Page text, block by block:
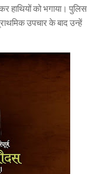
हाथियों को भगाया। पुलिस
उपचार के बाद उन्हें